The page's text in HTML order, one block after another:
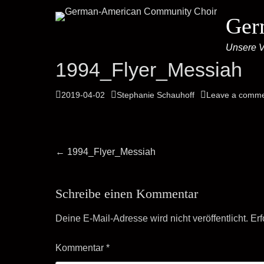
Unsere
1994_Flyer_Messiah
Posted
2019-04-02 Author
Stephanie Schauhoff Leave a
Beitrags-
← Previous
1994_Flyer_Messiah
Schreibe einen Kommentar
Deine E-Mail-Adresse wird nicht veröffentlicht.
Kommentar*